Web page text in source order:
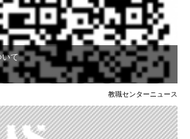
いて
教職センターニュース